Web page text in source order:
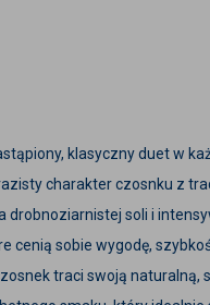
klasyczny duet w
charakter czosnku z
drobnoziarnistej soli i
cenią sobie wygodę,
traci swoją naturalną,